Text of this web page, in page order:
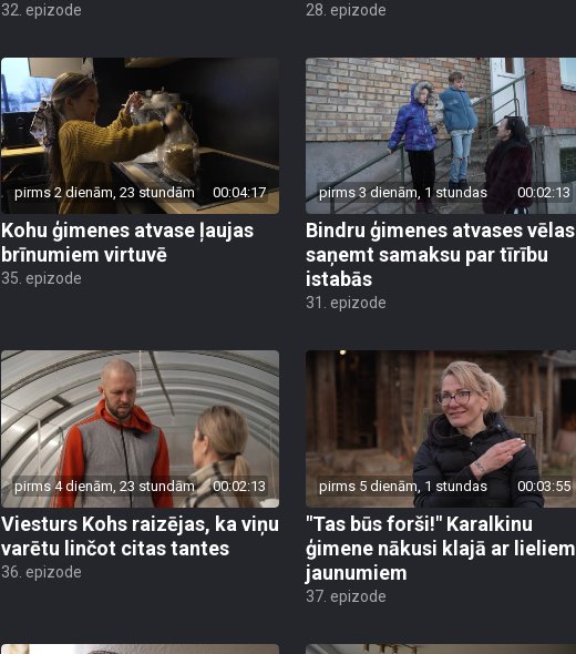
32. epizode 28. epizode
pirms 2 dienām, 23 stundām 00:04:17
Kohu ģimenes atvase ļaujas
brīnumiem virtuvē
35. epizode
pirms 3 dienām, 1 stundas 00:02:13
Bindru ģimenes atvases vēlas
saņemt samaksu par tīrību
istabās
31. epizode
pirms 4 dienām, 23 stundām 00:02:13
Viesturs Kohs raizējas, ka viņu
varētu linčot citas tantes
36. epizode
pirms 5 dienām, 1 stundas 00:03:55
"Tas būs forši!" Karalkinu
ģimene nākusi klajā ar lieliem
jaunumiem
37. epizode